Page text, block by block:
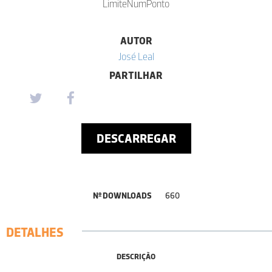
LimiteNumPonto
AUTOR
José Leal
PARTILHAR
DESCARREGAR
Nº DOWNLOADS 660
DETALHES
DESCRIÇÃO